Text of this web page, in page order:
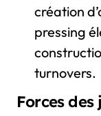
création
pressing
turnovers.
Forces